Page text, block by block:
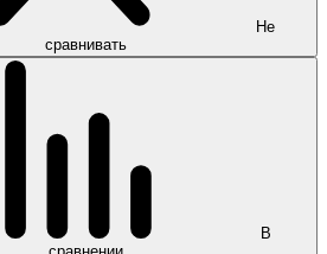
Не
сравнивать
В